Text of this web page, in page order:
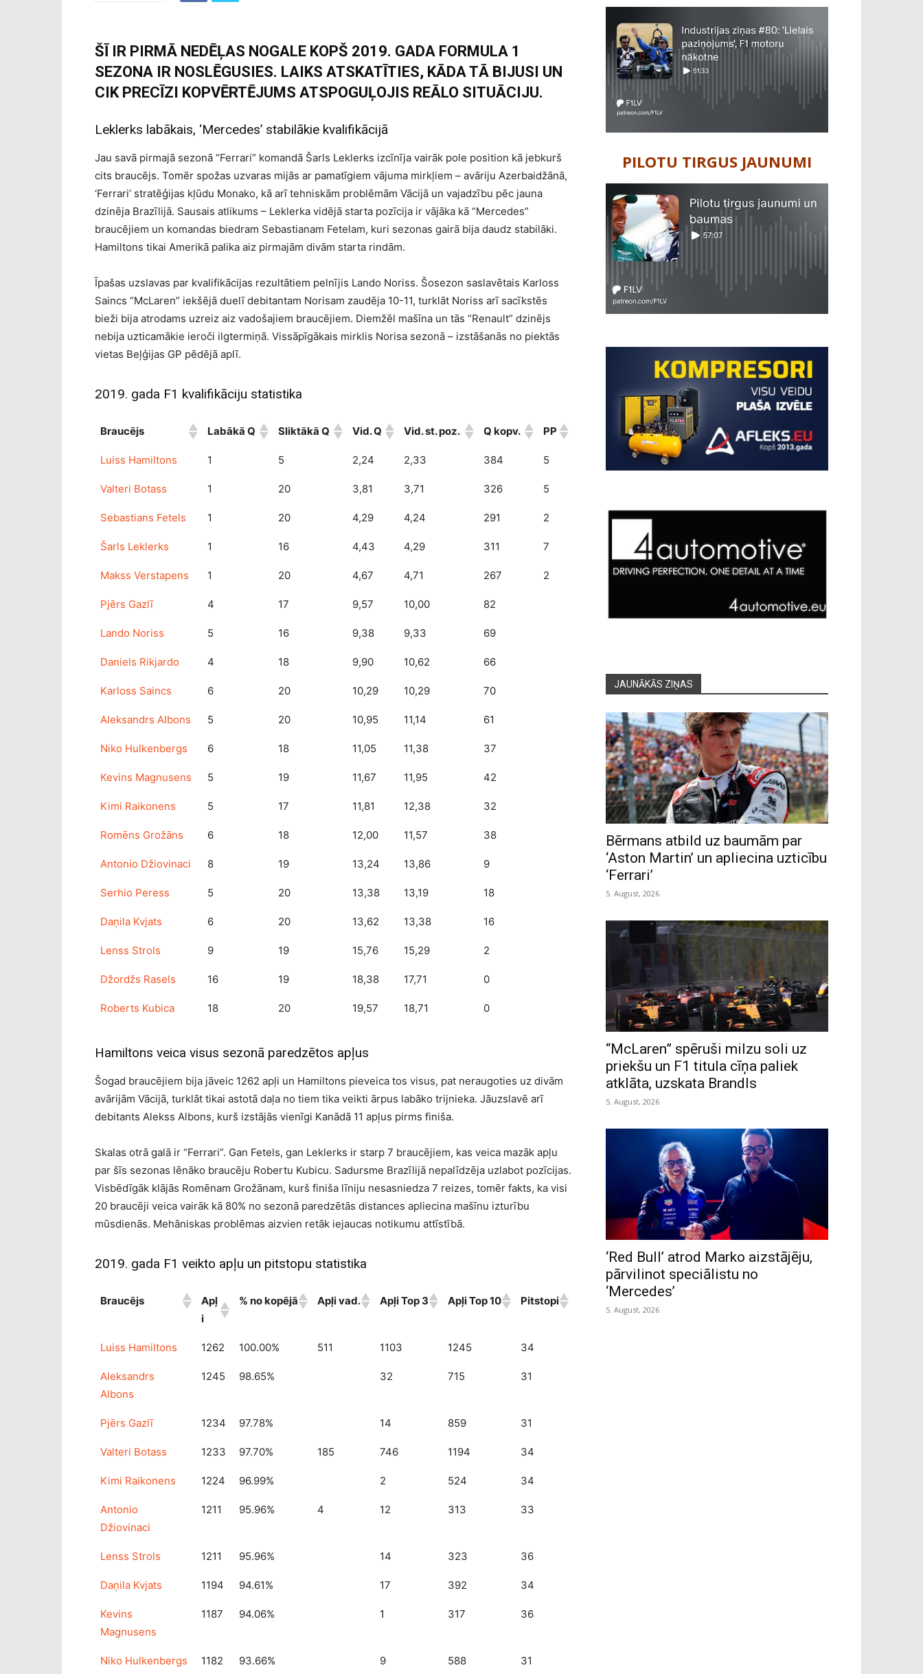
ŠĪ IR PIRMĀ NEDĒĻAS NOGALE KOPŠ 2019. GADA FORMULA 1
SEZONA IR NOSLĒGUSIES. LAIKS ATSKATĪTIES, KĀDA TĀ BIJUSI UN
CIK PRECĪZI KOPVĒRTĒJUMS ATSPOGUĻOJIS REĀLO SITUĀCIJU.
Leklerks labākais, ‘Mercedes’ stabilākie kvalifikācijā
Jau savā pirmajā sezonā “Ferrari” komandā Šarls Leklerks izcīnīja vairāk pole position kā jebkurš
cits braucējs. Tomēr spožas uzvaras mijās ar pamatīgiem vājuma mirkļiem – avāriju Azerbaidžānā,
‘Ferrari’ stratēģijas kļūdu Monako, kā arī tehniskām problēmām Vācijā un vajadzību pēc jauna
dzinēja Brazīlijā. Sausais atlikums – Leklerka vidējā starta pozīcija ir vājāka kā “Mercedes”
braucējiem un komandas biedram Sebastianam Fetelam, kuri sezonas gairā bija daudz stabilāki.
Hamiltons tikai Amerikā palika aiz pirmajām divām starta rindām.
Īpašas uzslavas par kvalifikācijas rezultātiem pelnījis Lando Noriss. Šosezon saslavētais Karloss
Saincs “McLaren” iekšējā duelī debitantam Norisam zaudēja 10-11, turklāt Noriss arī sacīkstēs
bieži bija atrodams uzreiz aiz vadošajiem braucējiem. Diemžēl mašīna un tās “Renault” dzinējs
nebija uzticamākie ieroči ilgtermiņā. Vissāpīgākais mirklis Norisa sezonā – izstāšanās no piektās
vietas Beļģijas GP pēdējā aplī.
2019. gada F1 kvalifikāciju statistika
Braucējs Labākā Q Sliktākā Q Vid. Q Vid. st. poz. Q kopv. PP
Luiss Hamiltons 1 5 2,24 2,33 384 5
Valteri Botass 1 20 3,81 3,71 326 5
Sebastians Fetels 1 20 4,29 4,24 291 2
Šarls Leklerks 1 16 4,43 4,29 311 7
Makss Verstapens 1 20 4,67 4,71 267 2
Pjērs Gazlī 4 17 9,57 10,00 82
Lando Noriss 5 16 9,38 9,33 69
Daniels Rikjardo 4 18 9,90 10,62 66
Karloss Saincs 6 20 10,29 10,29 70
Aleksandrs Albons 5 20 10,95 11,14 61
Niko Hulkenbergs 6 18 11,05 11,38 37
Kevins Magnusens 5 19 11,67 11,95 42
Kimi Raikonens 5 17 11,81 12,38 32
Romēns Grožāns 6 18 12,00 11,57 38
Antonio Džiovinaci 8 19 13,24 13,86 9
Serhio Peress 5 20 13,38 13,19 18
Daņila Kvjats 6 20 13,62 13,38 16
Lenss Strols 9 19 15,76 15,29 2
Džordžs Rasels 16 19 18,38 17,71 0
Roberts Kubica 18 20 19,57 18,71 0
Hamiltons veica visus sezonā paredzētos apļus
Šogad braucējiem bija jāveic 1262 apļi un Hamiltons pieveica tos visus, pat neraugoties uz divām
avārijām Vācijā, turklāt tikai astotā daļa no tiem tika veikti ārpus labāko trijnieka. Jāuzslavē arī
debitants Alekss Albons, kurš izstājās vienīgi Kanādā 11 apļus pirms finiša.
Skalas otrā galā ir “Ferrari”. Gan Fetels, gan Leklerks ir starp 7 braucējiem, kas veica mazāk apļu
par šīs sezonas lēnāko braucēju Robertu Kubicu. Sadursme Brazīlijā nepalīdzēja uzlabot pozīcijas.
Visbēdīgāk klājās Romēnam Grožānam, kurš finiša līniju nesasniedza 7 reizes, tomēr fakts, ka visi
20 braucēji veica vairāk kā 80% no sezonā paredzētās distances apliecina mašīnu izturību
mūsdienās. Mehāniskas problēmas aizvien retāk iejaucas notikumu attīstībā.
2019. gada F1 veikto apļu un pitstopu statistika
Braucējs
Apļ
i
% no kopējā Apļi vad. Apļi Top 3 Apļi Top 10 Pitstopi
Luiss Hamiltons 1262 100.00% 511 1103 1245 34
Aleksandrs
Albons
1245 98.65% 32 715 31
Pjērs Gazlī 1234 97.78% 14 859 31
Valteri Botass 1233 97.70% 185 746 1194 34
Kimi Raikonens 1224 96.99% 2 524 34
Antonio
Džiovinaci
1211 95.96% 4 12 313 33
Lenss Strols 1211 95.96% 14 323 36
Daņila Kvjats 1194 94.61% 17 392 34
Kevins
Magnusens
1187 94.06% 1 317 36
Niko Hulkenbergs 1182 93.66% 9 588 31
PILOTU TIRGUS JAUNUMI
JAUNĀKĀS ZIŅAS
Bērmans atbild uz baumām par
‘Aston Martin’ un apliecina uzticību
‘Ferrari’
5. August, 2026
“McLaren” spēruši milzu soli uz
priekšu un F1 titula cīņa paliek
atklāta, uzskata Brandls
5. August, 2026
‘Red Bull’ atrod Marko aizstājēju,
pārvilinot speciālistu no
‘Mercedes’
5. August, 2026